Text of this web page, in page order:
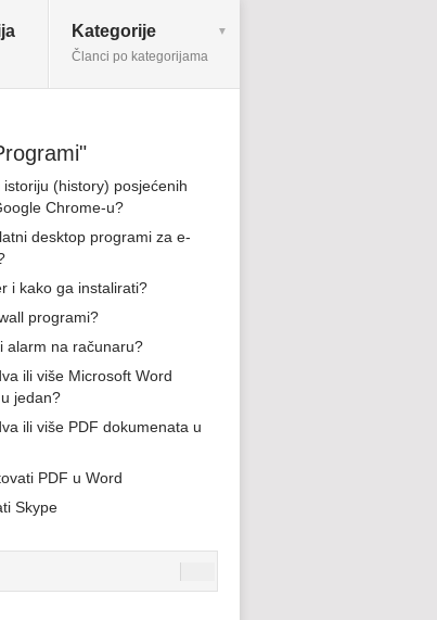
Kategorije
Članci po kategorijama
istoriju (history) posjećenih
Chrome-u?
desktop programi za e-
i kako ga instalirati?
programi?
alarm na računaru?
ili više Microsoft Word
jedan?
ili više PDF dokumenata u
PDF u Word
Skype